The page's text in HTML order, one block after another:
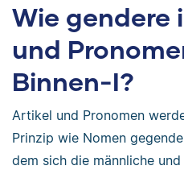
Wie gendere
und
Binnen-I?
Artikel und Pronomen
Prinzip wie Nomen
dem sich die männliche